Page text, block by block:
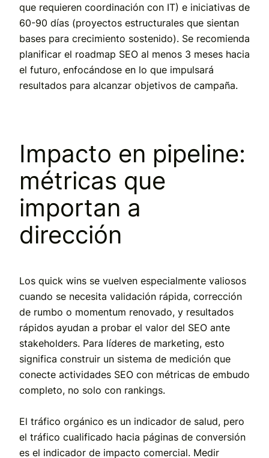
que requieren coordinación con IT) e iniciativas de
60-90 días (proyectos estructurales que sientan
bases para crecimiento sostenido). Se recomienda
planificar el roadmap SEO al menos 3 meses hacia
el futuro, enfocándose en lo que impulsará
resultados para alcanzar objetivos de campaña.
Impacto en pipeline:
métricas que
importan a
dirección
Los quick wins se vuelven especialmente valiosos
cuando se necesita validación rápida, corrección
de rumbo o momentum renovado, y resultados
rápidos ayudan a probar el valor del SEO ante
stakeholders. Para líderes de marketing, esto
significa construir un sistema de medición que
conecte actividades SEO con métricas de embudo
completo, no solo con rankings.
El tráfico orgánico es un indicador de salud, pero
el tráfico cualificado hacia páginas de conversión
es el indicador de impacto comercial. Medir